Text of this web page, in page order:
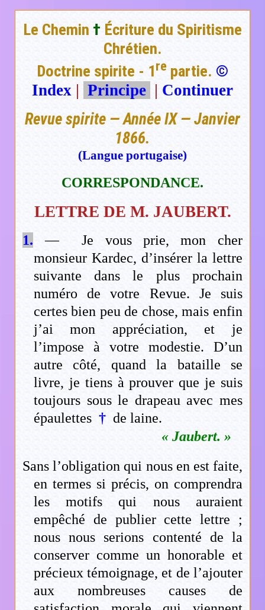
Le Chemin † Écriture du Spiritisme
Chrétien.
Doctrine spirite - 1re partie. ©
Index | Principe | Continuer
Revue spirite — Année IX — Janvier
1866.
(Langue portugaise)
CORRESPONDANCE.
LETTRE DE M. JAUBERT.
1. — Je vous prie, mon cher
monsieur Kardec, d’insérer la lettre
suivante dans le plus prochain
numéro de votre Revue. Je suis
certes bien peu de chose, mais enfin
j’ai mon appréciation, et je
l’impose à votre modestie. D’un
autre côté, quand la bataille se
livre, je tiens à prouver que je suis
toujours sous le drapeau avec mes
épaulettes † de laine.
« Jaubert. »
Sans l’obligation qui nous en est faite,
en termes si précis, on comprendra
les motifs qui nous auraient
empêché de publier cette lettre ;
nous nous serions contenté de la
conserver comme un honorable et
précieux témoignage, et de l’ajouter
aux nombreuses causes de